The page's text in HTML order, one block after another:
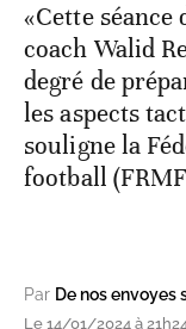
«Cette
coach Walid
degré de
les aspects
souligne la
football
Par De nos envoyes
Le 14/01/2024 à